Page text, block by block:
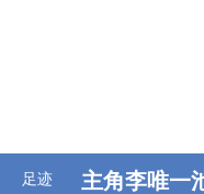
足迹 主角李唯一